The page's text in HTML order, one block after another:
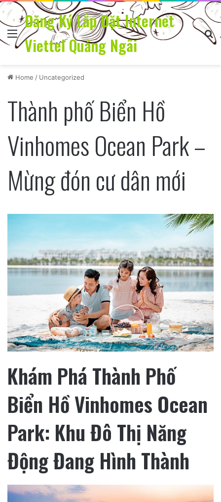
Menu
Đăng Ký Lắp Đặt Internet
Viettel Quảng Ngãi
Home / Uncategorized
Thành phố Biển Hồ
Vinhomes Ocean Park –
Mừng đón cư dân mới
Khám Phá Thành Phố
Biển Hồ Vinhomes Ocean
Park: Khu Đô Thị Năng
Động Đang Hình Thành